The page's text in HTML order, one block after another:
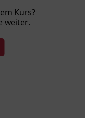
Kurs?
weiter.